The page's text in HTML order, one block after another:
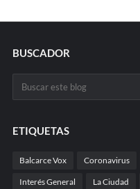
BUSCADOR
ETIQUETAS
Balcarce Vox Coronavirus
Interés General La Ciudad